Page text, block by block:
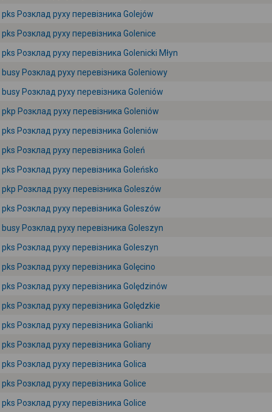
pks Розклад руху перевізника Golejów
pks Розклад руху перевізника Golenice
pks Розклад руху перевізника Golenicki Młyn
busy Розклад руху перевізника Goleniowy
busy Розклад руху перевізника Goleniów
pkp Розклад руху перевізника Goleniów
pks Розклад руху перевізника Goleniów
pks Розклад руху перевізника Goleń
pks Розклад руху перевізника Goleńsko
pkp Розклад руху перевізника Goleszów
pks Розклад руху перевізника Goleszów
busy Розклад руху перевізника Goleszyn
pks Розклад руху перевізника Goleszyn
pks Розклад руху перевізника Golęcino
pks Розклад руху перевізника Golędzinów
pks Розклад руху перевізника Golędzkie
pks Розклад руху перевізника Golianki
pks Розклад руху перевізника Goliany
pks Розклад руху перевізника Golica
pks Розклад руху перевізника Golice
pks Розклад руху перевізника Golice